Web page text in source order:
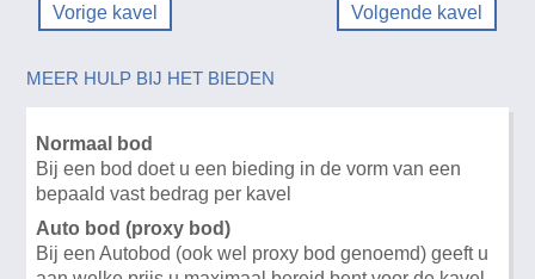
Vorige kavel Volgende kavel
MEER HULP BIJ HET BIEDEN
Normaal bod
Bij een bod doet u een bieding in de vorm van een
bepaald vast bedrag per kavel
Auto bod (proxy bod)
Bij een Autobod (ook wel proxy bod genoemd) geeft u